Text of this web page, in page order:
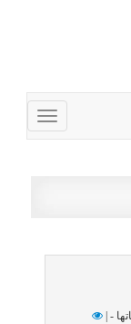
Toggle
navigation